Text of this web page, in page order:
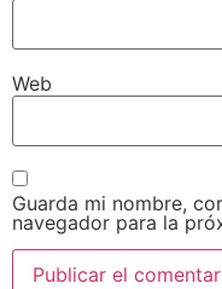
Web
Guarda mi nombre,
navegador para la